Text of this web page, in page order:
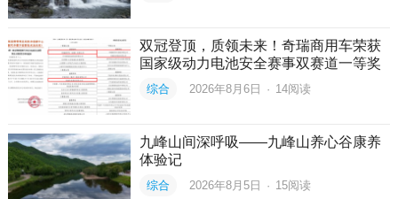
双冠登顶，质领未来！奇瑞商用车荣获
国家级动力电池安全赛事双赛道一等奖
综合 2026年8月6日 · 14阅读
九峰山间深呼吸——九峰山养心谷康养
体验记
综合 2026年8月5日 · 15阅读